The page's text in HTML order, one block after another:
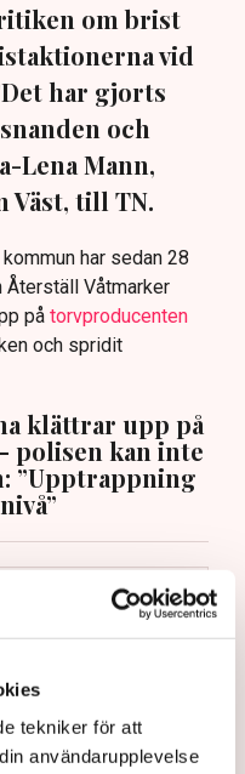
tekniker för att
användarupplevelse
om brist
vid
har gjorts
och
Lena Mann,
till TN.
har sedan 28
Våtmarker
på torvproducenten
och spridit
klättrar upp på
polisen kan inte
”Upptrappning
av aktivister
agerande vid